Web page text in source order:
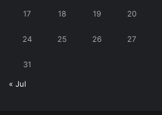
17 18 19 20
24 25 26 27
31
« Jul